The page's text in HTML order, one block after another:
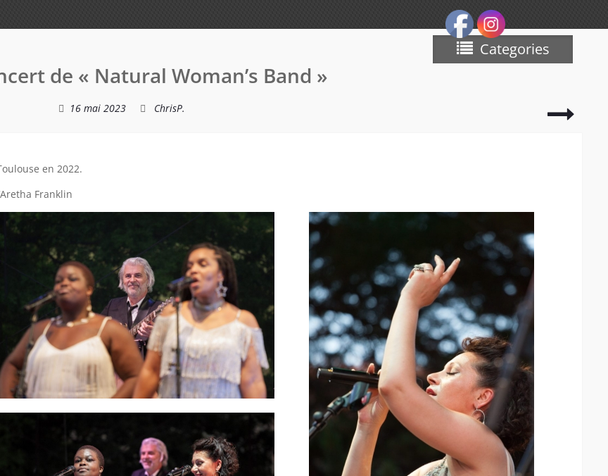
Categories
de « Natural Woman’s Band »
16 mai 2023 ChrisP.
en 2022.
Franklin